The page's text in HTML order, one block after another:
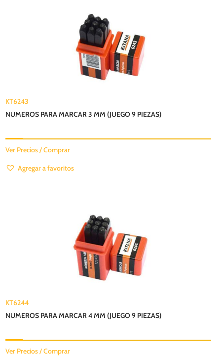
KT6243
NUMEROS PARA MARCAR 3 MM (JUEGO 9 PIEZAS)
Ver Precios / Comprar
Agregar a favoritos
KT6244
NUMEROS PARA MARCAR 4 MM (JUEGO 9 PIEZAS)
Ver Precios / Comprar